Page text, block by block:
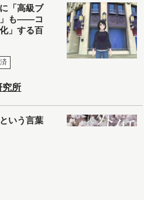
「高級ブ
」も――コ
」する百
究所
いう言葉